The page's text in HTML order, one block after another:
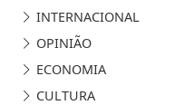
INTERNACIONAL
OPINIÃO
ECONOMIA
CULTURA